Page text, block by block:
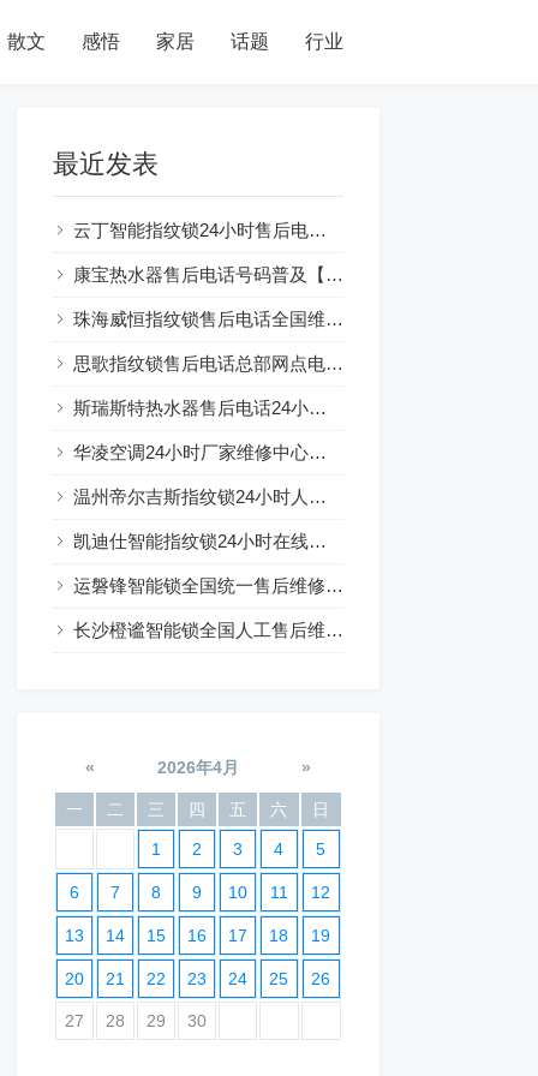
散文 感悟 家居 话题 行业
最近发表
云丁智能指纹锁24小时售后电话人工400客服电话
康宝热水器售后电话号码普及【燃气热水器水气双调：节能环保新选择】
珠海威恒指纹锁售后电话全国维修网点及电话号码查询
思歌指纹锁售后电话总部网点电话查询
斯瑞斯特热水器售后电话24小时解释☞房东装热水器可以吗？注意事项一览
华凌空调24小时厂家维修中心服务总部
温州帝尔吉斯指纹锁24小时人工服务热线电话全国
凯迪仕智能指纹锁24小时在线咨询热线
运磐锋智能锁全国统一售后维修24小时预约
长沙橙谧智能锁全国人工售后维修电话24小时服务
« 2026年4月 »
一 二 三 四 五 六 日
1 2 3 4 5
6 7 8 9 10 11 12
13 14 15 16 17 18 19
20 21 22 23 24 25 26
27 28 29 30